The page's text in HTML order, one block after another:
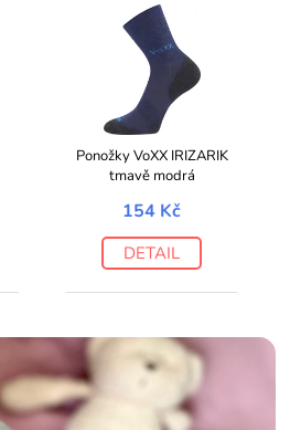
Ponožky VoXX IRIZARIK
tmavě modrá
154 Kč
DETAIL